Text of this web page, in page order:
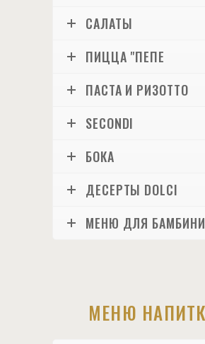
САЛАТЫ
ПИЦЦА "ПЕПЕ
ПАСТА И РИЗОТТО
SECONDI
БОКА
ДЕСЕРТЫ DOLCI
МЕНЮ ДЛЯ БАМБИНИ
МЕНЮ